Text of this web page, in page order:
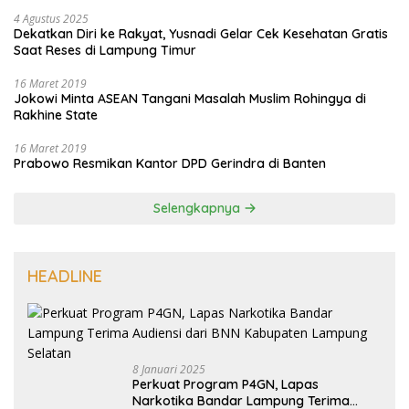
4 Agustus 2025
Dekatkan Diri ke Rakyat, Yusnadi Gelar Cek Kesehatan Gratis
Saat Reses di Lampung Timur
16 Maret 2019
Jokowi Minta ASEAN Tangani Masalah Muslim Rohingya di
Rakhine State
16 Maret 2019
Prabowo Resmikan Kantor DPD Gerindra di Banten
Selengkapnya
HEADLINE
8 Januari 2025
Perkuat Program P4GN, Lapas
Narkotika Bandar Lampung Terima